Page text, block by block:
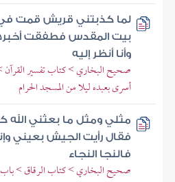
لما كذبتني قريش قمت في
بيت المقدس فطفقت أخبرهم
وأنا أنظر إليه
صحيح البخاري > كتاب تفسير القرآن
أسرى بعبده ليلا من المسجد الحرام
مثلي ومثل ما بعثني الله
فقال رأيت الجيش بعيني وإني
فالنجا النجاء
صحيح البخاري > كتاب الرقاق > باب